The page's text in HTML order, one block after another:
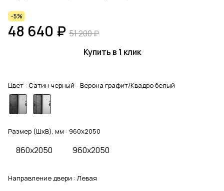
-5%
48 640 ₽ 51 200 ₽
Купить в 1 клик
Цвет : Сатин черный - Верона графит/Квадро белый
Размер (ШхВ), мм : 960x2050
860x2050 960x2050
Направление двери : Левая